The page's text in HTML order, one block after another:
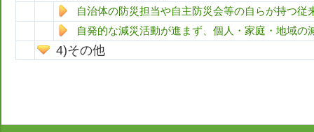
自治体の防災担当や自主防災会等の自らが持つ
自発的な減災活動が進まず、個人・家庭・地域の
その他